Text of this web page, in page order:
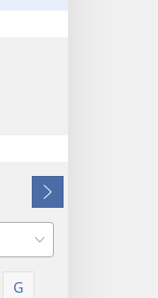
Seuraava
G